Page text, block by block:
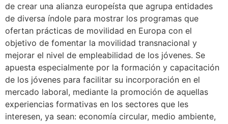
de crear una alianza europeísta que agrupa entidades
de diversa índole para mostrar los programas que
ofertan prácticas de movilidad en Europa con el
objetivo de fomentar la movilidad transnacional y
mejorar el nivel de empleabilidad de los jóvenes. Se
apuesta especialmente por la formación y capacitación
de los jóvenes para facilitar su incorporación en el
mercado laboral, mediante la promoción de aquellas
experiencias formativas en los sectores que les
interesen, ya sean: economía circular, medio ambiente,